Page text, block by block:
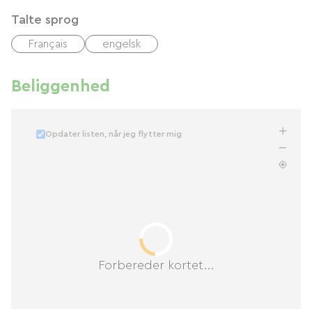
Talte sprog
Français engelsk
Beliggenhed
Forbereder kortet...
Opdater listen, når jeg flytter mig